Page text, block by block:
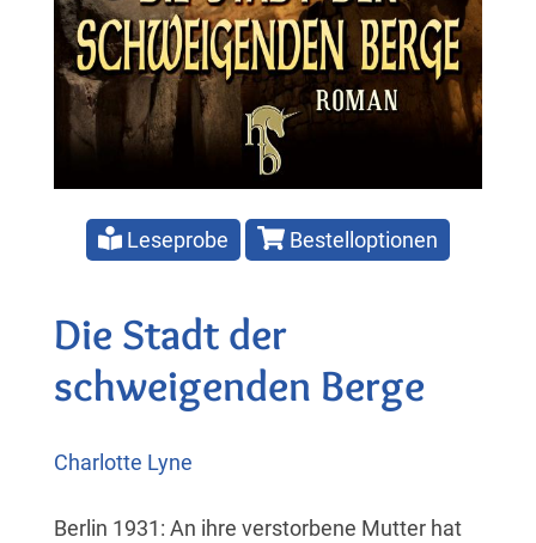
Leseprobe Bestelloptionen
Die Stadt der
schweigenden Berge
Charlotte Lyne
Berlin 1931: An ihre verstorbene Mutter hat